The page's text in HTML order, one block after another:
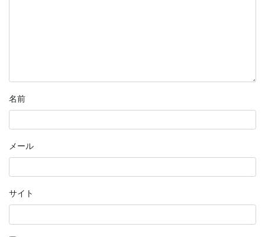
名前
メール
サイト